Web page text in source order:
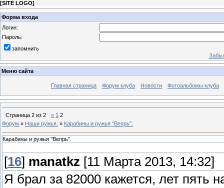
[SITE LOGO]
Форма входа
Логин:
Пароль:
запомнить
Меню сайта
Главная страница Форум клуба Новости Фотоальбомы клуба
Страница 2 из 2 « 1 2
Форум » Наши ружья. » Карабины и ружья ''Вепрь''.
Карабины и ружья ''Вепрь''.
[16] manatkz [11 Марта 2013, 14:32]
Я брал за 82000 кажется, лет пять